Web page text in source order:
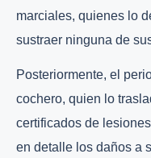
marciales, quienes lo
sustraer ninguna de
Posteriormente, el
cochero, quien lo
certificados de
en detalle los daños a